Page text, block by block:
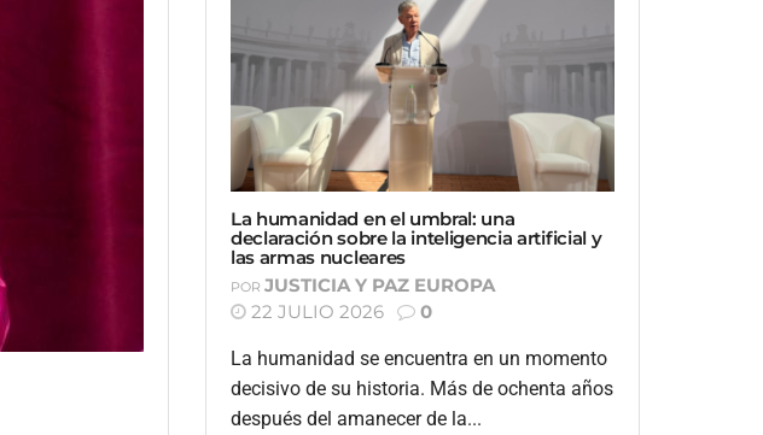
La humanidad en el umbral: una
declaración sobre la inteligencia artificial y
las armas nucleares
POR JUSTICIA Y PAZ EUROPA
22 JULIO 2026
0
La humanidad se encuentra en un momento
decisivo de su historia. Más de ochenta años
después del amanecer de la...